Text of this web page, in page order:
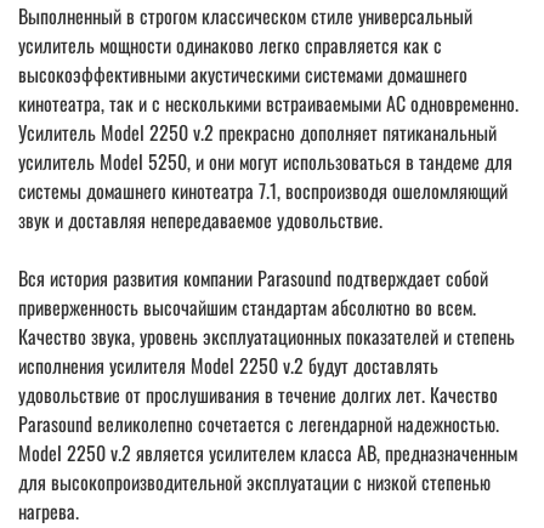
Выполненный в строгом классическом стиле универсальный
усилитель мощности одинаково легко справляется как с
высокоэффективными акустическими системами домашнего
кинотеатра, так и с несколькими встраиваемыми АС одновременно.
Усилитель Model 2250 v.2 прекрасно дополняет пятиканальный
усилитель Model 5250, и они могут использоваться в тандеме для
системы домашнего кинотеатра 7.1, воспроизводя ошеломляющий
звук и доставляя непередаваемое удовольствие.
Вся история развития компании Parasound подтверждает собой
приверженность высочайшим стандартам абсолютно во всем.
Качество звука, уровень эксплуатационных показателей и степень
исполнения усилителя Model 2250 v.2 будут доставлять
удовольствие от прослушивания в течение долгих лет. Качество
Parasound великолепно сочетается с легендарной надежностью.
Model 2250 v.2 является усилителем класса АВ, предназначенным
для высокопроизводительной эксплуатации с низкой степенью
нагрева.